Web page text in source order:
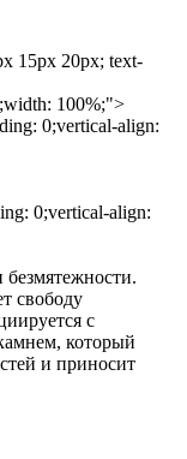
15px 20px; text-
100%;">
0;vertical-align:
0;vertical-align:
свободу
с
который
и приносит